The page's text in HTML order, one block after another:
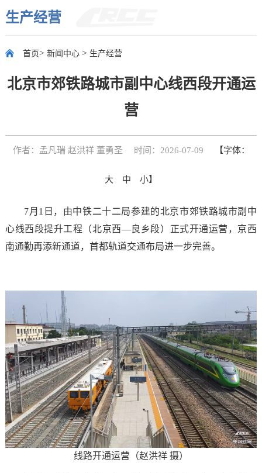
生产经营
首页> 新闻中心 > 生产经营
北京市郊铁路城市副中心线西段开通运
营
作者：孟凡瑞 赵洪祥 董勇圣 时间：2026-07-09 【字体：
大 中 小】
7月1日，由中铁二十二局参建的北京市郊铁路城市副中
心线西段提升工程（北京西—良乡段）正式开通运营，京西
南通勤再添新通道，首都轨道交通布局进一步完善。
线路开通运营（赵洪祥 摄）